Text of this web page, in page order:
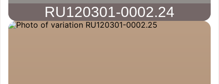
RU120301-0002.24